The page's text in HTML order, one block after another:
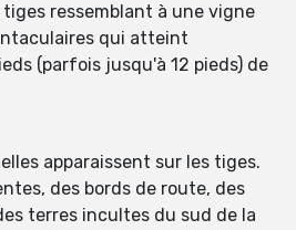
ressemblant à une vigne
qui atteint
(parfois jusqu'à 12 pieds) de
apparaissent sur les tiges.
des bords de route, des
terres incultes du sud de la